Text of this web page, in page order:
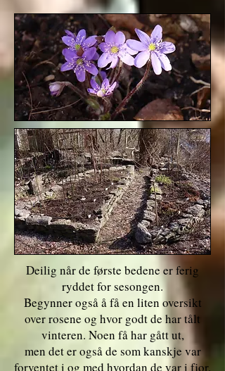
Deilig når de første bedene er ferig
ryddet for sesongen.
Begynner også å få en liten oversikt
over rosene og hvor godt de har tålt
vinteren. Noen få har gått ut,
men det er også de som kanskje var
forventet i og med hvordan de var i fjor.